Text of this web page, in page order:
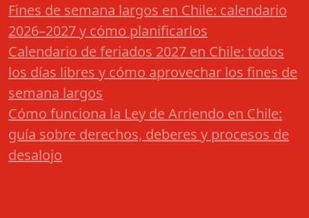
Fines de semana largos en Chile: calendario
2026–2027 y cómo planificarlos
Calendario de feriados 2027 en Chile: todos
los días libres y cómo aprovechar los fines de
semana largos
Cómo funciona la Ley de Arriendo en Chile:
guía sobre derechos, deberes y procesos de
desalojo